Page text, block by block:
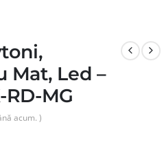
Mat, Led –
RD-MG
acum. )